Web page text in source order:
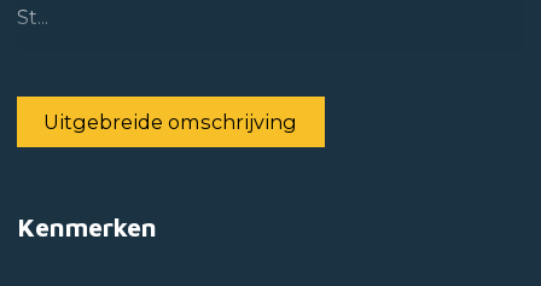
St...
Uitgebreide omschrijving
Kenmerken